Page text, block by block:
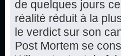
de quelques jours
réalité réduit à la
le verdict sur son
Post Mortem se